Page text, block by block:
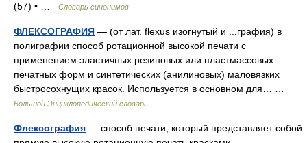
(57) • …
Словарь синонимов
ФЛЕКСОГРАФИЯ — (от лат. flexus изогнутый и ...графия) в
полиграфии способ ротационной высокой печати с
применением эластичных резиновых или пластмассовых
печатных форм и синтетических (анилиновых) маловязких
быстросохнущих красок. Используется в основном для… …
Большой Энциклопедический словарь
Флексография — способ печати, который представляет собой